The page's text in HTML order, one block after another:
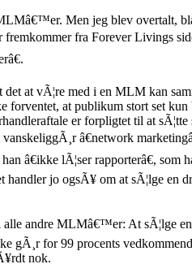
Men jeg blev overtalt,
fra Forever Livings
at vÃ¦re med i en MLM kan
at publikum stort set kun
er forpligtet til at
â€network
â€ikke lÃ¦ser rapporterâ€,
jo ogsÃ¥ om at sÃ¦lge en
andre MLMâ€™er: At sÃ¦lge
for 99 procents
nok.